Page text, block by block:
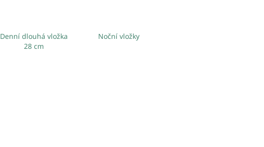
Denní dlouhá vložka
28 cm
Noční vložky